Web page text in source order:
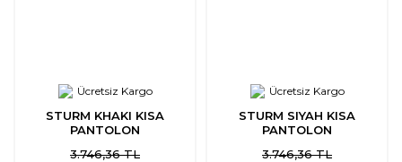
Ücretsiz Kargo
STURM KHAKI KISA
PANTOLON
3.746,36 TL
Ücretsiz Kargo
STURM SIYAH KISA
PANTOLON
3.746,36 TL